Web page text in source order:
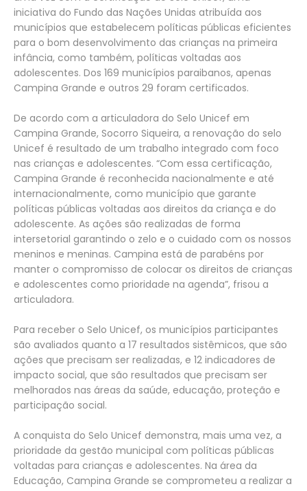
iniciativa do Fundo das Nações Unidas atribuída aos
municípios que estabelecem políticas públicas eficientes
para o bom desenvolvimento das crianças na primeira
infância, como também, políticas voltadas aos
adolescentes. Dos 169 municípios paraibanos, apenas
Campina Grande e outros 29 foram certificados.
De acordo com a articuladora do Selo Unicef em
Campina Grande, Socorro Siqueira, a renovação do selo
Unicef é resultado de um trabalho integrado com foco
nas crianças e adolescentes. “Com essa certificação,
Campina Grande é reconhecida nacionalmente e até
internacionalmente, como município que garante
políticas públicas voltadas aos direitos da criança e do
adolescente. As ações são realizadas de forma
intersetorial garantindo o zelo e o cuidado com os nossos
meninos e meninas. Campina está de parabéns por
manter o compromisso de colocar os direitos de crianças
e adolescentes como prioridade na agenda”, frisou a
articuladora.
Para receber o Selo Unicef, os municípios participantes
são avaliados quanto a 17 resultados sistêmicos, que são
ações que precisam ser realizadas, e 12 indicadores de
impacto social, que são resultados que precisam ser
melhorados nas áreas da saúde, educação, proteção e
participação social.
A conquista do Selo Unicef demonstra, mais uma vez, a
prioridade da gestão municipal com políticas públicas
voltadas para crianças e adolescentes. Na área da
Educação, Campina Grande se comprometeu a realizar a